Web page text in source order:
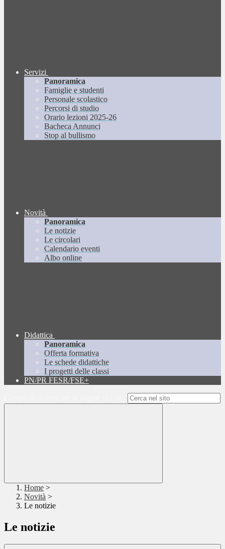
Servizi
Panoramica
Famiglie e studenti
Personale scolastico
Percorsi di studio
Orario lezioni 2025-26
Bacheca Annunci
Stop al bullismo
Novità
Panoramica
Le notizie
Le circolari
Calendario eventi
Albo online
Didattica
Panoramica
Offerta formativa
Le schede didattiche
I progetti delle classi
PN/PR FESR/FSE+
Home >
Novità >
Le notizie
Le notizie